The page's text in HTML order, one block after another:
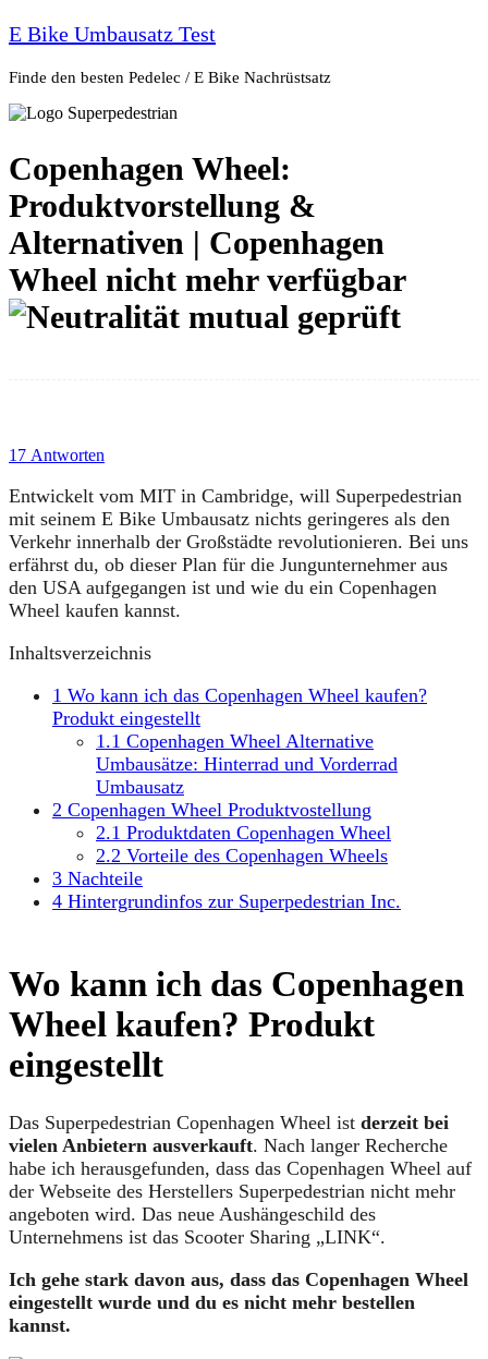
E Bike Umbausatz Test
Finde den besten Pedelec / E Bike Nachrüstsatz
Copenhagen Wheel:
Produktvorstellung &
Alternativen | Copenhagen
Wheel nicht mehr verfügbar
17 Antworten
Entwickelt vom MIT in Cambridge, will Superpedestrian
mit seinem E Bike Umbausatz nichts geringeres als den
Verkehr innerhalb der Großstädte revolutionieren. Bei uns
erfährst du, ob dieser Plan für die Jungunternehmer aus
den USA aufgegangen ist und wie du ein Copenhagen
Wheel kaufen kannst.
Inhaltsverzeichnis
1 Wo kann ich das Copenhagen Wheel kaufen?
Produkt eingestellt
1.1 Copenhagen Wheel Alternative
Umbausätze: Hinterrad und Vorderrad
Umbausatz
2 Copenhagen Wheel Produktvostellung
2.1 Produktdaten Copenhagen Wheel
2.2 Vorteile des Copenhagen Wheels
3 Nachteile
4 Hintergrundinfos zur Superpedestrian Inc.
Wo kann ich das Copenhagen
Wheel kaufen? Produkt
eingestellt
Das Superpedestrian Copenhagen Wheel ist derzeit bei
vielen Anbietern ausverkauft. Nach langer Recherche
habe ich herausgefunden, dass das Copenhagen Wheel auf
der Webseite des Herstellers Superpedestrian nicht mehr
angeboten wird. Das neue Aushängeschild des
Unternehmens ist das Scooter Sharing „LINK“.
Ich gehe stark davon aus, dass das Copenhagen Wheel
eingestellt wurde und du es nicht mehr bestellen
kannst.